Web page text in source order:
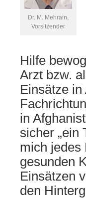
Dr. M. Mehrain,
Vorsitzender
Hilfe
Arzt bzw.
Einsätze
in
sicher „ein
mich jedes
gesunden
Einsätzen
den